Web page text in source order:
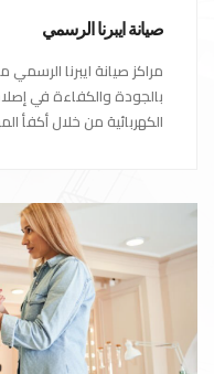
صيانة ايبرنا الرسمي
مراكز صيانة ايبرنا
بالجودة والكفاءة في
الكهربائية من خلال أكفأ